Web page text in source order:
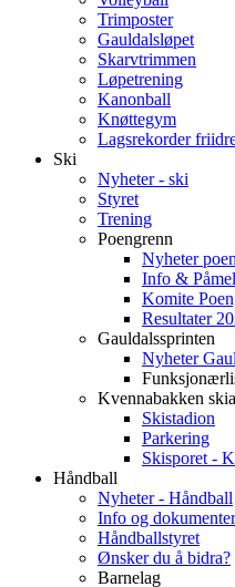
Trimposter
Gauldalsløpet
Skarvtrimmen
Løpetrening
Kanonball
Knøttegym
Lagsrekorder
Ski
Nyheter - ski
Styret
Trening
Poengrenn
Nyheter
Info &
Komite
Resultater
Gauldalssprinten
Nyheter
Kvennabakken
Skistadion
Parkering
Skisporet -
Håndball
Nyheter - Håndball
Info og dokumenter
Håndballstyret
Ønsker du å bidra?
Barnelag